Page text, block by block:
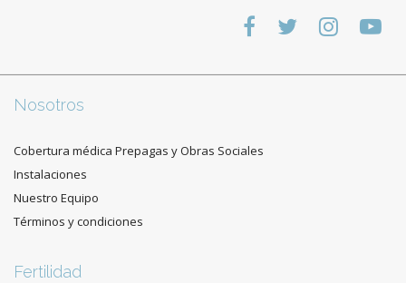
Nosotros
Cobertura médica Prepagas y Obras Sociales
Instalaciones
Nuestro Equipo
Términos y condiciones
Fertilidad